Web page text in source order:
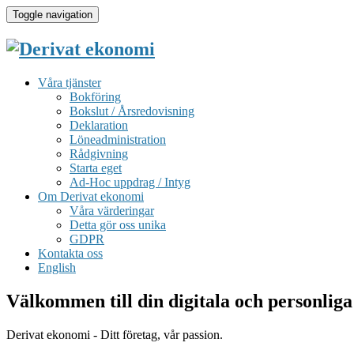
Toggle navigation
Våra tjänster
Bokföring
Bokslut / Årsredovisning
Deklaration
Löneadministration
Rådgivning
Starta eget
Ad-Hoc uppdrag / Intyg
Om Derivat ekonomi
Våra värderingar
Detta gör oss unika
GDPR
Kontakta oss
English
Välkommen till din digitala och
Derivat ekonomi - Ditt företag, vår passion.